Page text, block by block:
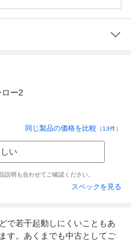
ロー2
同じ製品の価格を比較 （13件）
い
明も合わせてご確認ください。
スペックを見る
で若干起動しにくいこともあ
す。あくまでも中古としてご